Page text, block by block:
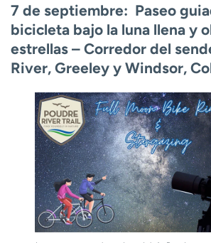
7 de septiembre: Paseo
bicicleta bajo la luna llena y
estrellas – Corredor del
River, Greeley y Windsor,